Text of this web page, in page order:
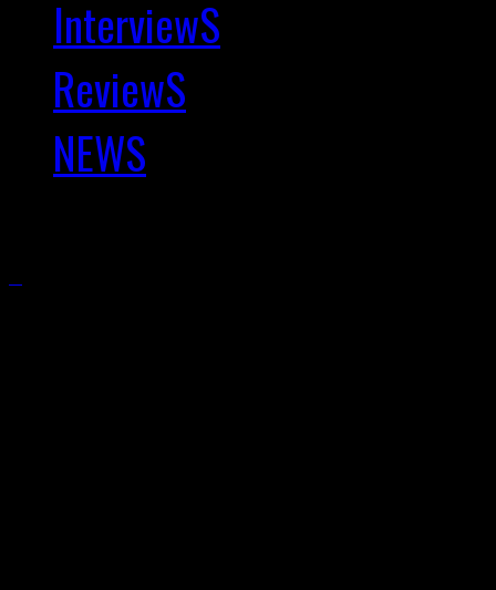
InterviewS
ReviewS
NEWS